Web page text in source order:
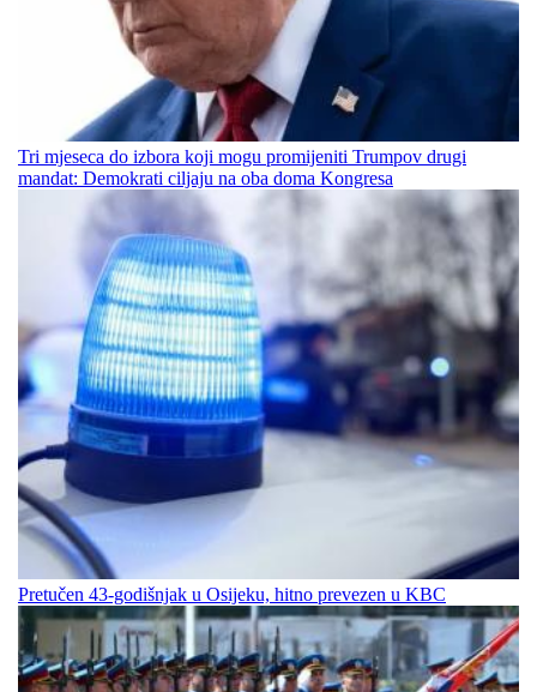
Tri mjeseca do izbora koji mogu promijeniti Trumpov drugi
mandat: Demokrati ciljaju na oba doma Kongresa
Pretučen 43-godišnjak u Osijeku, hitno prevezen u KBC